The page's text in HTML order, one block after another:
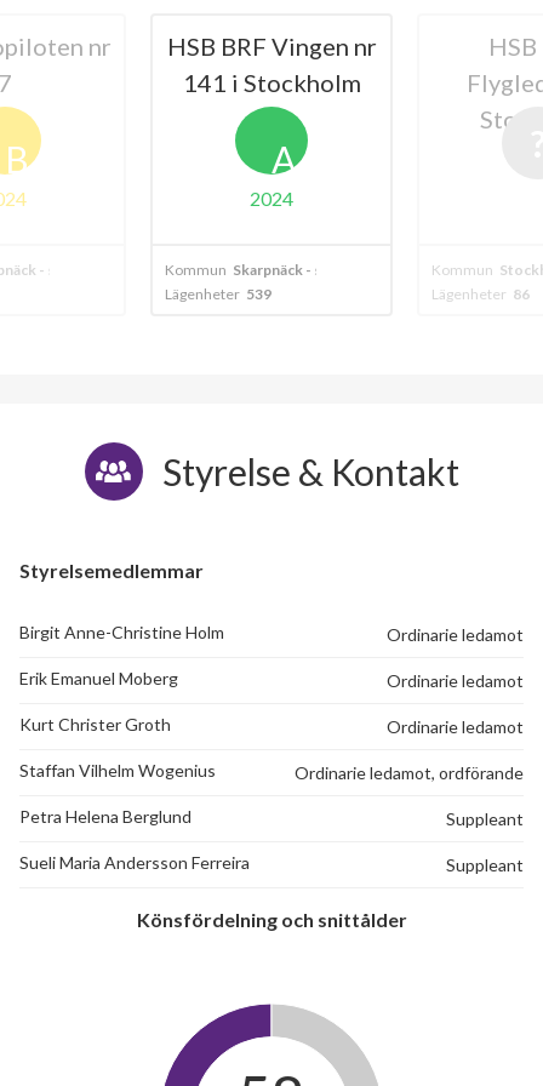
HSB BRF Vingen nr
141 i Stockholm
Skarpnäck - stockholm
HSB BRF
Flygledaren i
Kommun
Stockholm
Styrelse & Kontakt
Styrelsemedlemmar
Birgit Anne-Christine Holm Ordinarie ledamot
Erik Emanuel Moberg Ordinarie ledamot
Kurt Christer Groth Ordinarie ledamot
Staffan Vilhelm Wogenius Ordinarie ledamot, ordförande
Petra Helena Berglund Suppleant
Sueli Maria Andersson Ferreira Suppleant
Könsfördelning och snittålder